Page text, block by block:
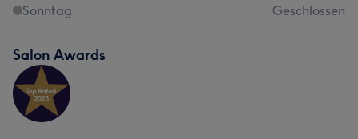
Sonntag
Geschlossen
Salon Awards